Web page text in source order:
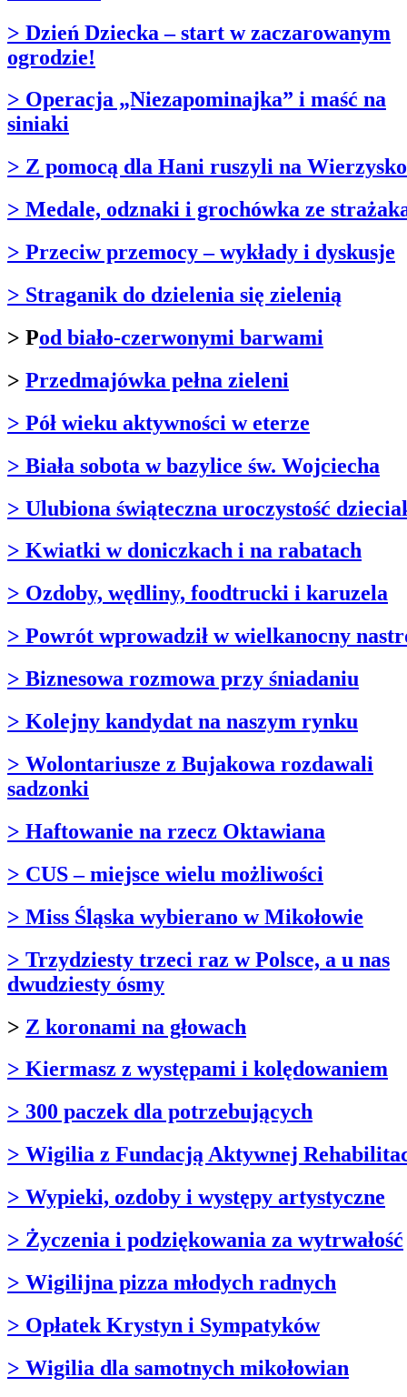
> Dzień Dziecka – start w zaczarowanym
ogrodzie!
> Operacja „Niezapominajka” i maść na
siniaki
> Z pomocą dla Hani ruszyli na Wierzysko
> Medale, odznaki i grochówka ze
> Przeciw przemocy – wykłady i dyskusje
> Straganik do dzielenia się zielenią
> Pod biało-czerwonymi barwami
> Przedmajówka pełna zieleni
> Pół wieku aktywności w eterze
> Biała sobota w bazylice św. Wojciecha
> Ulubiona świąteczna uroczystość
> Kwiatki w doniczkach i na rabatach
> Ozdoby, wędliny, foodtrucki i karuzela
> Powrót wprowadził w wielkanocny
> Biznesowa rozmowa przy śniadaniu
> Kolejny kandydat na naszym rynku
> Wolontariusze z Bujakowa rozdawali
sadzonki
> Haftowanie na rzecz Oktawiana
> CUS – miejsce wielu możliwości
> Miss Śląska wybierano w Mikołowie
> Trzydziesty trzeci raz w Polsce, a u nas
dwudziesty ósmy
> Z koronami na głowach
> Kiermasz z występami i kolędowaniem
> 300 paczek dla potrzebujących
> Wigilia z Fundacją Aktywnej
> Wypieki, ozdoby i występy artystyczne
> Życzenia i podziękowania za wytrwałość
> Wigilijna pizza młodych radnych
> Opłatek Krystyn i Sympatyków
> Wigilia dla samotnych mikołowian